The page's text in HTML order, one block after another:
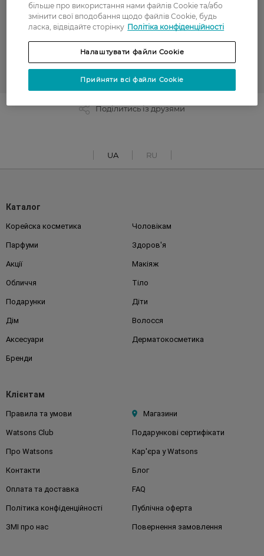
до -50% на обраний асортимент товарів ТМ Women`s code,
Art G, Intuicia, Siela
INTUICIA
Поділитись із друзями
UA RU
Каталог
Корейска косметика Чоловікам
Парфуми Здоров'я
Акції Макіяж
Обличчя Тіло
Подарунки Діти
Дім Волосся
Аксесуари Дерматокосметика
Бренди
Клієнтам
Правила та умови Магазини
Watsons Club Подарункові сертифікати
Про Watsons Кар'єра у Watsons
Контакти Блог
Оплата та доставка FAQ
Політика конфіденційності Публічна оферта
ЗМІ про нас Повернення замовлення
більше про використання нами файлів Cookie та/або
змінити свої вподобання щодо файлів Cookie, будь
ласка, відвідайте сторінку Політіка конфіденційності
Налаштувати файли Cookie
Прийняти всі файли Cookie